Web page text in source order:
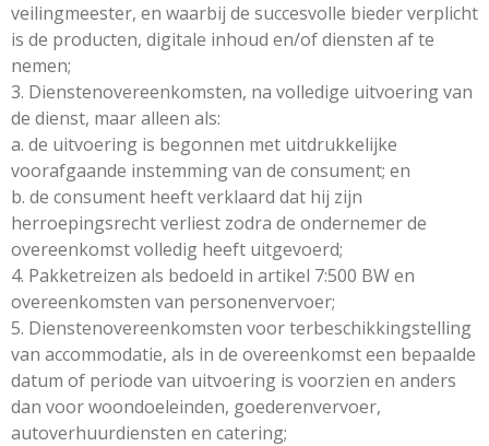
veilingmeester, en waarbij de succesvolle bieder verplicht
is de producten, digitale inhoud en/of diensten af te
nemen;
3. Dienstenovereenkomsten, na volledige uitvoering van
de dienst, maar alleen als:
a. de uitvoering is begonnen met uitdrukkelijke
voorafgaande instemming van de consument; en
b. de consument heeft verklaard dat hij zijn
herroepingsrecht verliest zodra de ondernemer de
overeenkomst volledig heeft uitgevoerd;
4. Pakketreizen als bedoeld in artikel 7:500 BW en
overeenkomsten van personenvervoer;
5. Dienstenovereenkomsten voor terbeschikkingstelling
van accommodatie, als in de overeenkomst een bepaalde
datum of periode van uitvoering is voorzien en anders
dan voor woondoeleinden, goederenvervoer,
autoverhuurdiensten en catering;